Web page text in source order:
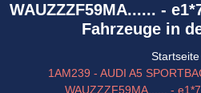
WAUZZZF59MA...... -
Fahrzeuge in
Startseite
1AM239 - AUDI A5
WAUZZZF59MA...... -